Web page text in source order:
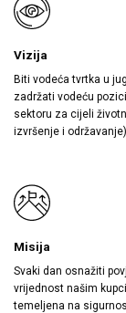
Vizija
Biti vodeća tvrtka u
zadržati vodeću
sektoru za cijeli
izvršenje i
Misija
Svaki dan osnažiti
vrijednost našim
temeljena na